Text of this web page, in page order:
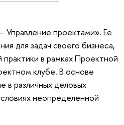
проектами». Ее
для задач своего бизнеса,
в рамках Проектной
клубе. В основе
в различных деловых
неопределенной